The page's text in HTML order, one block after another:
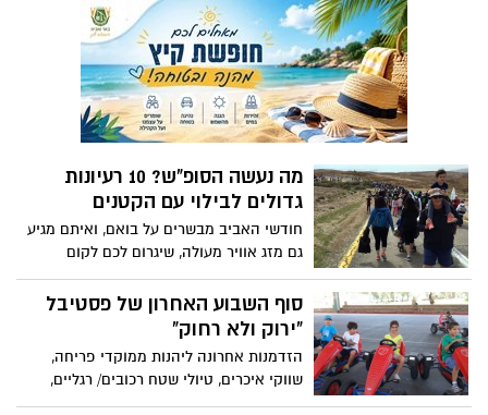
מה נעשה הסופ"ש? 10 רעיונות
גדולים לבילוי עם הקטנים
חודשי האביב מבשרים על בואם, ואיתם מגיע
גם מזג אוויר מעולה, שיגרום לכם לקום
מהספה, לארוז את עצמכם ואת הילדים-
ולצאת לטייל. איפה לטייל? ריכזנו עבורכם
עשרה מקומות בילוי להורים וילדים בכתבה
הבאה.
סוף השבוע האחרון של פסטיבל
"ירוק ולא רחוק"
הזדמנות אחרונה ליהנות ממוקדי פריחה,
שווקי איכרים, טיולי שטח רכובים/ רגליים,
סיורים מודרכים בחוות, סדנאות, ביקורים